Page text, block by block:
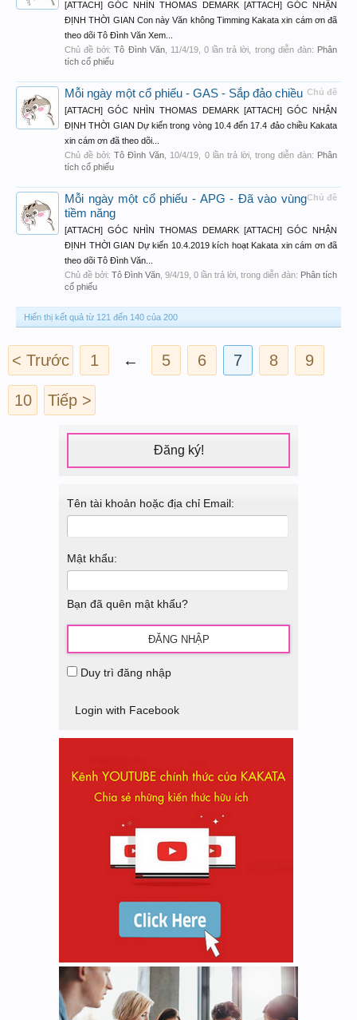
[ATTACH] GÓC NHÌN THOMAS DEMARK [ATTACH] GÓC NHẬN
ĐỊNH THỜI GIAN Con này Văn không Timming Kakata xin cám ơn đã
theo dõi Tô Đình Văn Xem...
Chủ đề bởi:Tô Đình Văn, 11/4/19, 0 lần trả lời, trong diễn đàn: Phân
tích cổ phiếu
Chủ đề
Mỗi ngày một cổ phiếu - GAS - Sắp đảo chiều
[ATTACH] GÓC NHÌN THOMAS DEMARK [ATTACH] GÓC NHẬN
ĐỊNH THỜI GIAN Dự kiến trong vòng 10.4 đến 17.4 đảo chiều Kakata
xin cám ơn đã theo dõi...
Chủ đề bởi:Tô Đình Văn 10/4/19 , 0 lần trả lời, trong diễn đàn: Phân
tích cổ phiếu
Chủ đề
Mỗi ngày một cổ phiếu - APG - Đã vào vùng
tiềm năng
[ATTACH] GÓC NHÌN THOMAS DEMARK [ATTACH] GÓC NHẬN
ĐỊNH THỜI GIAN Dự kiến 10.4.2019 kích hoạt Kakata xin cám ơn đã
theo dõi Tô Đình Văn...
Chủ đề bởi: Tô Đình Văn 9/4/19 , 0 lần trả lời, trong diễn đàn: Phân tích
cổ phiếu
Hiển thị kết quả từ 121 đến 140 của 200
< Trước 1 ← 5 6 7 8 9
10 Tiếp >
Đăng ký!
Tên tài khoản hoặc địa chỉ Email:
Mật khẩu:
Bạn đã quên mật khẩu?
Duy trì đăng nhập
Login with Facebook